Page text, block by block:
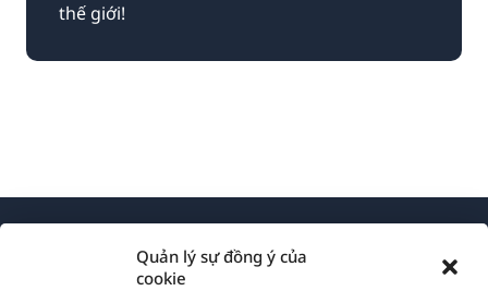
Quản lý sự đồng ý của
cookie
thế giới!